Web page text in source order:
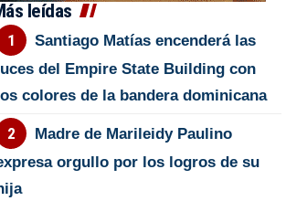
leídas
Santiago Matías encenderá las
luces del Empire State Building con
los colores de la bandera dominicana
Madre de Marileidy Paulino
orgullo por los logros de su